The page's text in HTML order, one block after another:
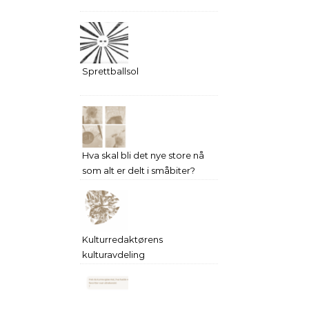
Sprettballsol
Hva skal bli det nye store nå
som alt er delt i småbiter?
Kulturredaktørens
kulturavdeling